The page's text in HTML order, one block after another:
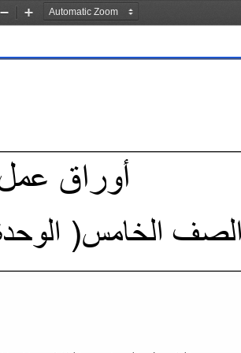
Zoom
Zoom
أوراق عمل
الصف الخامس( الوحدة